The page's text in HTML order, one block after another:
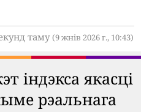
таму(9 жнів 2026 г., 10:43)
індэкса якасці
рэальнага